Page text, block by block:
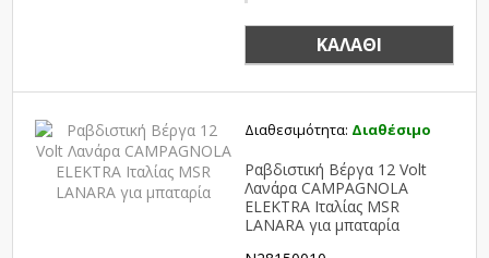
ΚΑΛΆΘΙ
Διαθεσιμότητα: Διαθέσιμο
Ραβδιστική Βέργα 12 Volt
Λανάρα CAMPAGNOLA
ELEKTRA Ιταλίας MSR
LANARA για μπαταρία